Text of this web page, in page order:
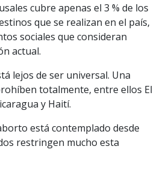
cubre apenas el 3 % de los
que se realizan en el país,
sociales que consideran
actual.
lejos de ser universal. Una
totalmente, entre ellos El
y Haití.
está contemplado desde
restringen mucho esta